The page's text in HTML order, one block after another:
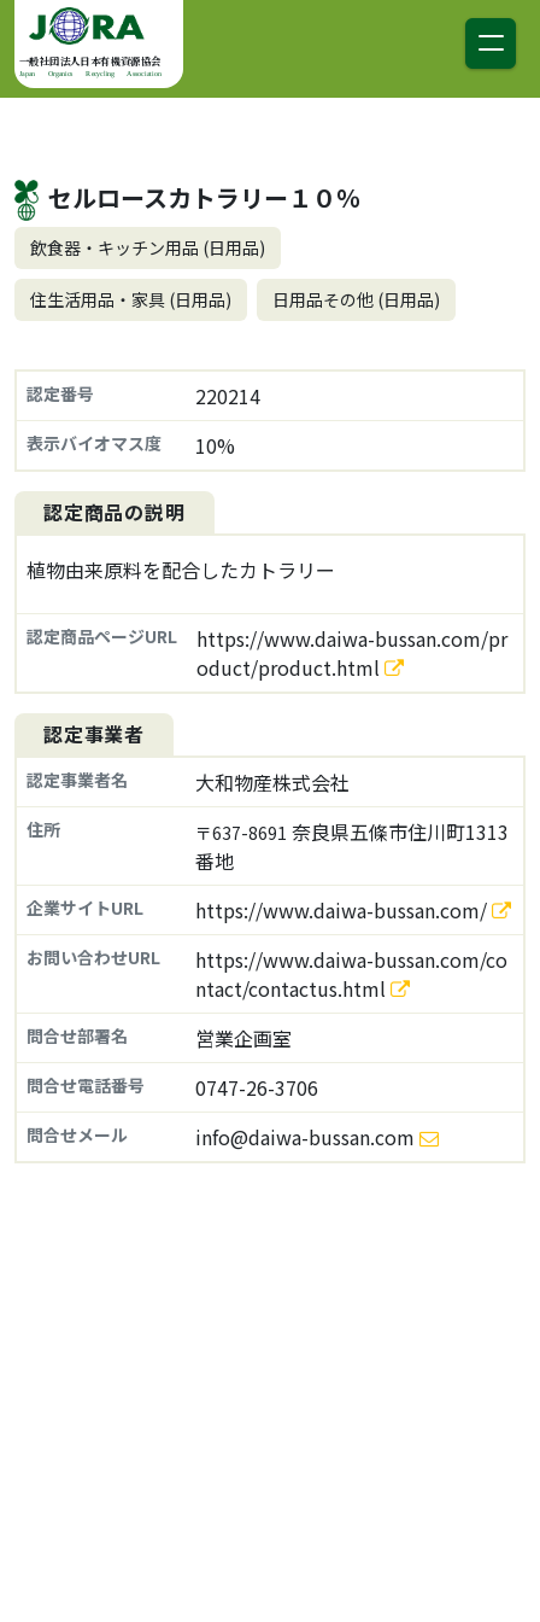
コンテンツへスキップ
メインナビゲーション
一般社団法人日本有機資源協会
Japan Organics Recycling Association
セルロースカトラリー１０％
飲食器・キッチン用品 (日用品)
住生活用品・家具 (日用品) 日用品その他 (日用品)
認定番号 220214
表示バイオマス度 10%
認定商品の説明
植物由来原料を配合したカトラリー
認定商品ページURL
https://www.daiwa-bussan.com/pr
oduct/product.html
認定事業者
認定事業者名 大和物産株式会社
住所 〒637-8691 奈良県五條市住川町1313
番地
企業サイトURL https://www.daiwa-bussan.com/
お問い合わせURL
https://www.daiwa-bussan.com/co
ntact/contactus.html
問合せ部署名 営業企画室
問合せ電話番号 0747-26-3706
問合せメール info@daiwa-bussan.com